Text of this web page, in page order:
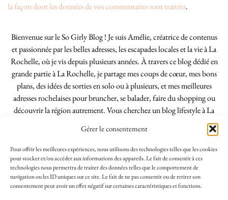
Gérer le consentement
Pour offrir les meilleures expériences, nous utilisons des technologies telles que les cookies
pour stocker et/ou accéder aux informations des appareils. Le fait de consentir à ces
technologies nous permettra de traiter des données telles que le comportement de
navigation ou les ID uniques sur ce site. Le fait de ne pas consentir ou de retirer son
consentement peut avoir un effet négatif sur certaines caractéristiques et fonctions.
la façon dont les données de vos commentaires sont traitées.
Bienvenue sur le So Girly Blog ! Je suis Amélie, créatrice de contenus
et passionnée par les belles adresses, les escapades locales et la vie à La
Rochelle, où je vis depuis plusieurs années. À travers ce blog dédié en
grande partie à La Rochelle, je partage mes coups de cœur, mes bons
plans, des idées de sorties en solo ou à plusieurs, et mes meilleures
adresses rochelaises pour bruncher, se balader, faire du shopping ou
découvrir la région autrement. Vous cherchez un blog lifestyle à La
Rochelle, tenu par une locale ? Vous êtes au bon endroit. Que vous
soyez Rochelais·e ou de passage dans notre belle ville, j’espère que mes
articles vous aideront à profiter de La Rochelle comme un·e vrai·e
initié·e. !